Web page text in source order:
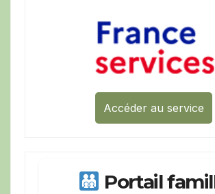
Accéder au service
Portail